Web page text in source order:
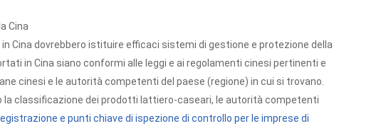
Cina
Cina dovrebbero istituire efficaci sistemi di gestione e protezione della
in Cina siano conformi alle leggi e ai regolamenti cinesi pertinenti e
cinesi e le autorità competenti del paese (regione) in cui si trovano.
classificazione dei prodotti lattiero-caseari, le autorità competenti
e punti chiave di ispezione di controllo per le imprese di